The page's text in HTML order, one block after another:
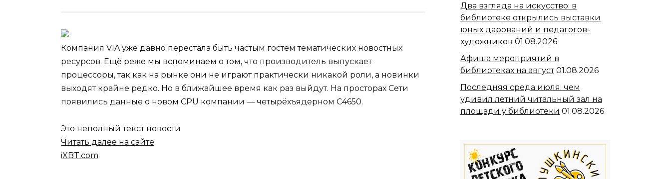
Компания VIA уже давно перестала быть частым гостем тематических новостных
ресурсов. Ещё реже мы вспоминаем о том, что производитель выпускает
процессоры, так как на рынке они не играют практически никакой роли, а новинки
выходят крайне редко. Но в ближайшее время как раз выйдут. На просторах Сети
появились данные о новом CPU компании — четырёхъядерном C4650.
Это неполный текст новости
Читать далее на сайте
iXBT.com
Два взгляда на искусство: в
библиотеке открылись выставки
юных дарований и педагогов-
художников 01.08.2026
Афиша мероприятий в
библиотеках на август 01.08.2026
Последняя среда июля: чем
удивил летний читальный зал на
площади у библиотеки 01.08.2026